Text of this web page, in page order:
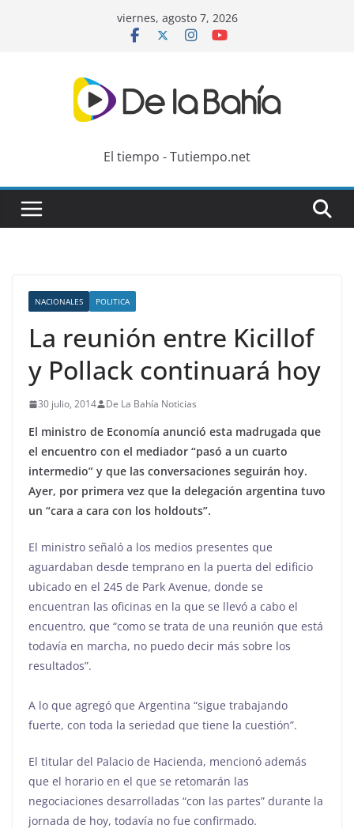
viernes, agosto 7, 2026
El tiempo - Tutiempo.net
NACIONALES POLITICA
La reunión entre Kicillof
y Pollack continuará hoy
30 julio, 2014 De La Bahía Noticias
El ministro de Economía anunció esta madrugada que
el encuentro con el mediador “pasó a un cuarto
intermedio” y que las conversaciones seguirán hoy.
Ayer, por primera vez que la delegación argentina tuvo
un “cara a cara con los holdouts”.
El ministro señaló a los medios presentes que
aguardaban desde temprano en la puerta del edificio
ubicado en el 245 de Park Avenue, donde se
encuentran las oficinas en la que se llevó a cabo el
encuentro, que “como se trata de una reunión que está
todavía en marcha, no puedo decir más sobre los
resultados”.
A lo que agregó que Argentina “sigue trabajando
fuerte, con toda la seriedad que tiene la cuestión”.
El titular del Palacio de Hacienda, mencionó además
que el horario en el que se retomarán las
negociaciones desarrolladas “con las partes” durante la
jornada de hoy, todavía no fue confirmado.